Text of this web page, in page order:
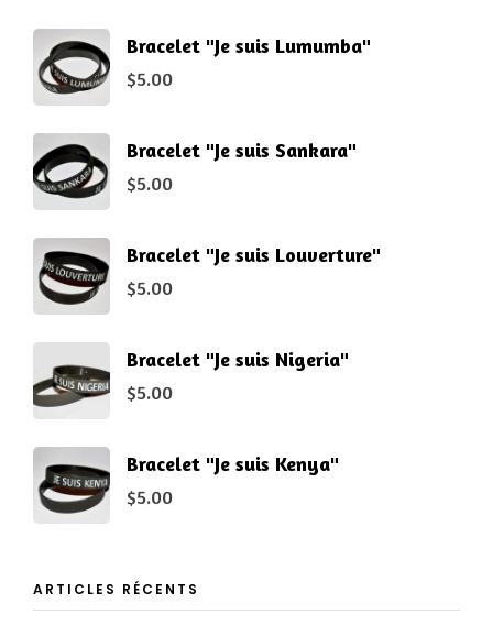
Bracelet "Je suis Lumumba"
$5.00
Bracelet "Je suis Sankara"
$5.00
Bracelet "Je suis Louverture"
$5.00
Bracelet "Je suis Nigeria"
$5.00
Bracelet "Je suis Kenya"
$5.00
ARTICLES RÉCENTS